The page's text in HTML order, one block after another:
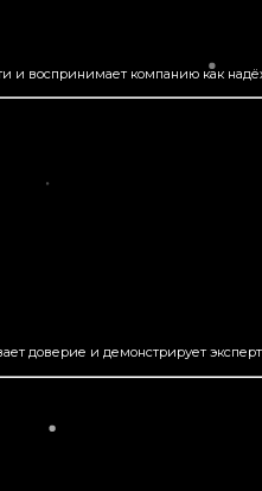
и воспринимает компанию как
доверие и демонстрирует